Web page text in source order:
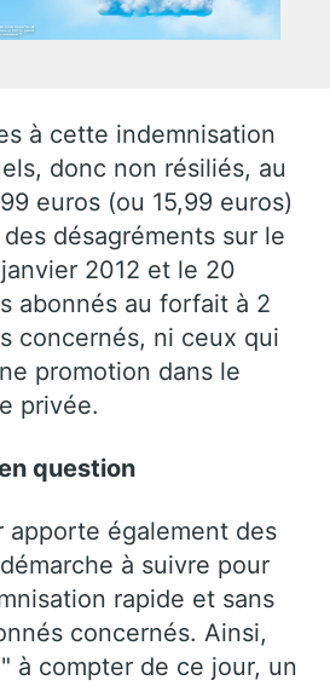
à cette indemnisation
donc non résiliés, au
euros (ou 15,99 euros)
désagréments sur le
2012 et le 20
abonnés au forfait à 2
concernés, ni ceux qui
promotion dans le
privée.
question
apporte également des
à suivre pour
rapide et sans
concernés. Ainsi,
à compter de ce jour, un